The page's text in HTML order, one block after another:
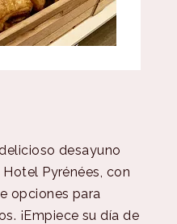
desayuno
Pyrénées, con
opciones para
¡Empiece su día de